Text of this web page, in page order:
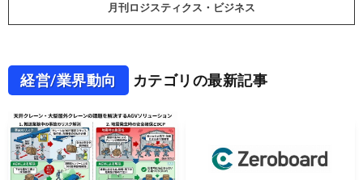
月刊ロジスティクス・ビジネス
経営/業界動向 カテゴリの最新記事